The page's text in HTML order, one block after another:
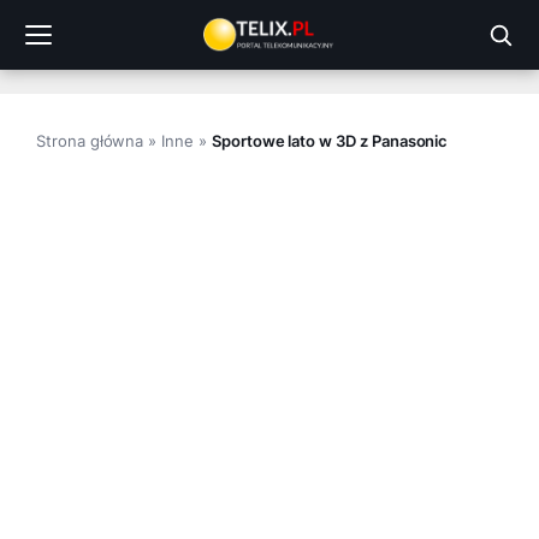
treści
Strona główna » Inne » Sportowe lato w 3D z Panasonic